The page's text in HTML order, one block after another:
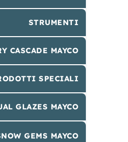
STRUMENTI
CASCADE MAYCO
SPECIALI
GLAZES MAYCO
GEMS MAYCO